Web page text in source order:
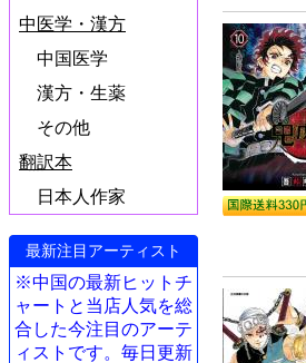
中医学・漢方
中国医学
漢方・生薬
その他
翻訳本
日本人作家
最新注目アーティスト
※中国の最新ヒットチ
ャートと当店人気を総
合した今注目のアーテ
ィストです。毎日更新